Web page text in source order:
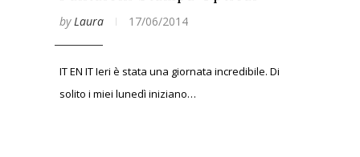
byLaura 17/06/2014
IT EN IT Ieri è stata una giornata incredibile. Di
solito i miei lunedì iniziano…